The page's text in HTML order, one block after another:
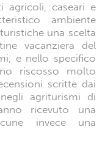
agricoli, caseari e
ambiente
una scelta
vacanziera del
e nello specifico
riscosso molto
scritte dai
agriturismi di
ricevuto una
invece una